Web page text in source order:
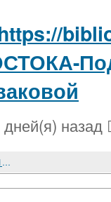
дней(я) назад
Yu. N. ROERICH IN LADAKH (TO MARK THE 110TH ANNIVERSARY OF YU. N. ROERICH'S BIRTH)